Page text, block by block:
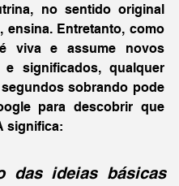
no sentido original
ensina. Entretanto, como
viva e assume novos
e significados, qualquer
sobrando pode
para descobrir que
significa:
das ideias básicas